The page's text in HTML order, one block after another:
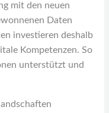
mit den neuen
Daten
investieren deshalb
Kompetenzen. So
unterstützt und